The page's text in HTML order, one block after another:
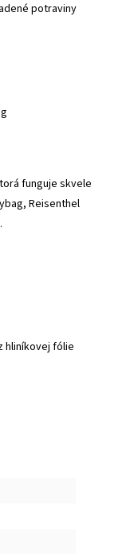
potraviny
funguje skvele
Reisenthel
hliníkovej fólie